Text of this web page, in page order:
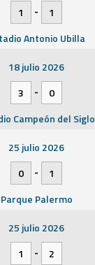
1
-
1
Antonio Ubilla
18 julio 2026
3
-
0
Campeón del Siglo
25 julio 2026
0
-
1
Parque Palermo
25 julio 2026
1
-
2